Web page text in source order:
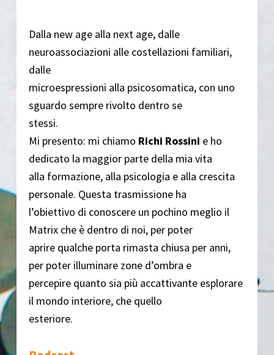
Dalla new age alla next age, dalle
neuroassociazioni alle costellazioni familiari,
dalle
microespressioni alla psicosomatica, con uno
sguardo sempre rivolto dentro se
stessi.
Mi presento: mi chiamo Richi Rossini e ho
dedicato la maggior parte della mia vita
alla formazione, alla psicologia e alla crescita
personale. Questa trasmissione ha
l’obiettivo di conoscere un pochino meglio il
Matrix che è dentro di noi, per poter
aprire qualche porta rimasta chiusa per anni,
per poter illuminare zone d’ombra e
percepire quanto sia più accattivante esplorare
il mondo interiore, che quello
esteriore.